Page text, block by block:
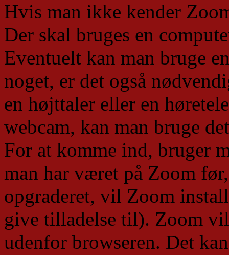
Hvis man ikke kender
Der skal bruges en
Eventuelt kan man bruge
noget, er det også
en højttaler eller en
webcam, kan man bruge
For at komme ind, bruger
man har været på Zoom
opgraderet, vil Zoom
give tilladelse til). Zoom
udenfor browseren. Det